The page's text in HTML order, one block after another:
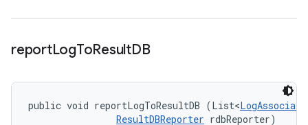
reportLogToResultDB
public void reportLogToResultDB (List<
ResultDBReporter rdbReporter)